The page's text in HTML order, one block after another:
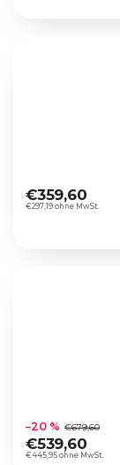
€297,19 ohne MwSt.
€359,60
ist
€445,95 ohne MwSt.
–20 % €679,60
€539,60